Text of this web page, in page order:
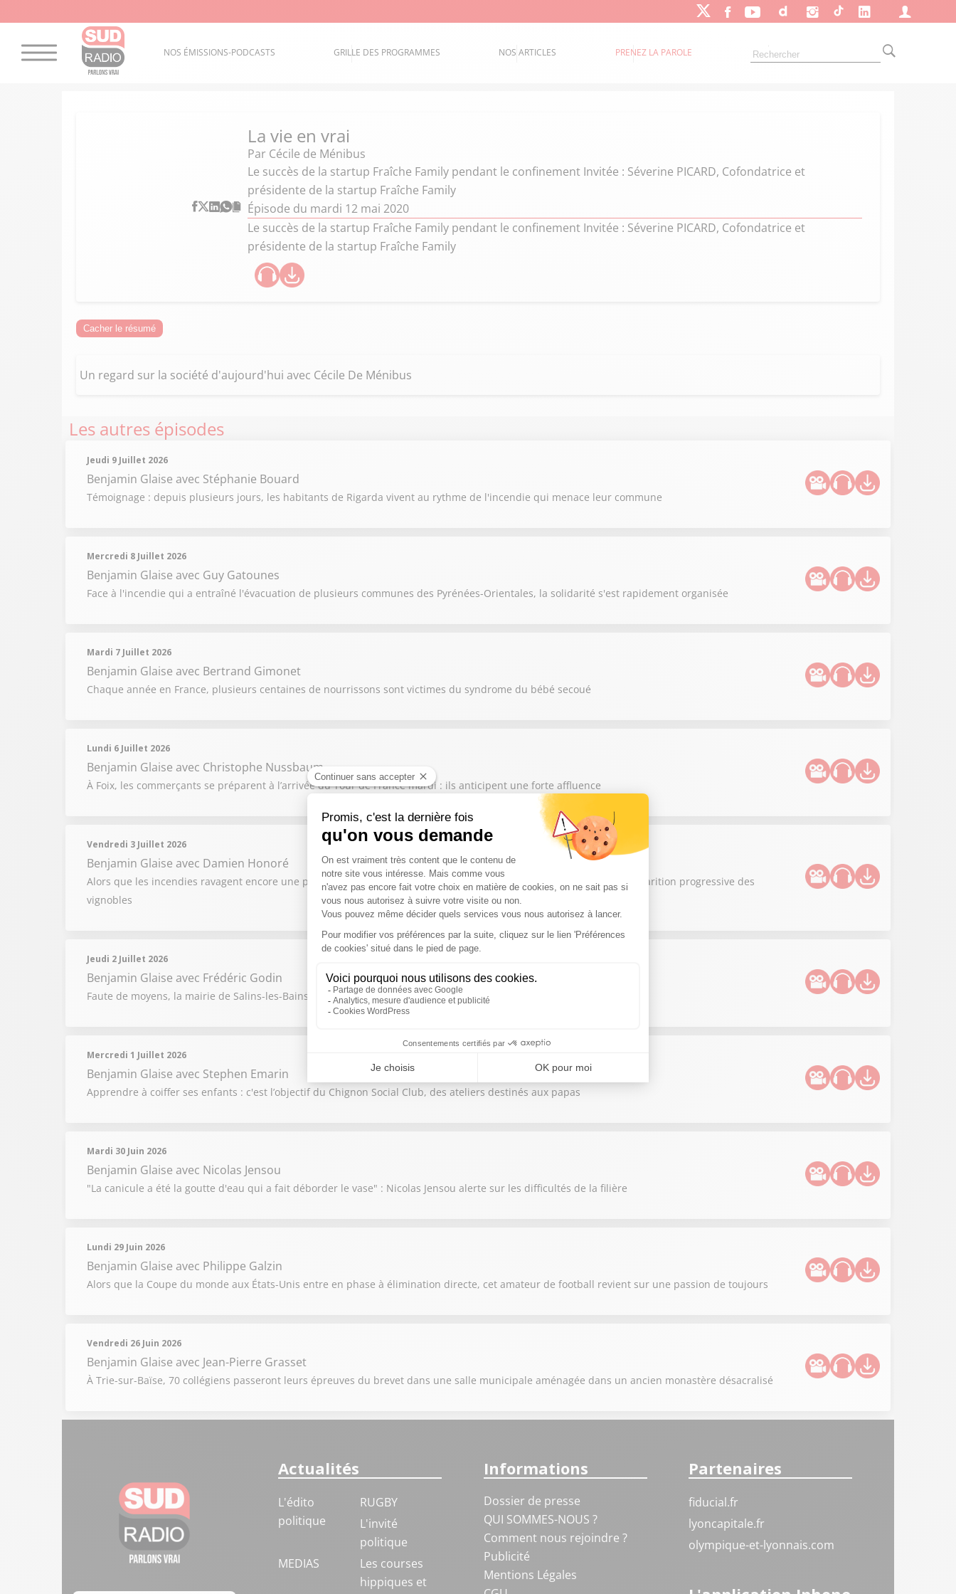
NOS ÉMISSIONS-PODCASTS GRILLE DES PROGRAMMES NOS ARTICLES PRENEZ LA PAROLE
La vie en vrai
Par Cécile de Ménibus
Le succès de la startup Fraîche Family pendant le confinement Invitée : Séverine PICARD, Cofondatrice et
présidente de la startup Fraîche Family
Épisode du mardi 12 mai 2020
Le succès de la startup Fraîche Family pendant le confinement Invitée : Séverine PICARD, Cofondatrice et
présidente de la startup Fraîche Family
Cacher le résumé
Un regard sur la société d'aujourd'hui avec Cécile De Ménibus
Les autres épisodes
Jeudi 9 Juillet 2026
Benjamin Glaise avec Stéphanie Bouard
Témoignage : depuis plusieurs jours, les habitants de Rigarda vivent au rythme de l'incendie qui menace leur commune
Mercredi 8 Juillet 2026
Benjamin Glaise avec Guy Gatounes
Face à l'incendie qui a entraîné l'évacuation de plusieurs communes des Pyrénées-Orientales, la solidarité s'est rapidement organisée
Mardi 7 Juillet 2026
Benjamin Glaise avec Bertrand Gimonet
Chaque année en France, plusieurs centaines de nourrissons sont victimes du syndrome du bébé secoué
Lundi 6 Juillet 2026
Benjamin Glaise avec Christophe Nussbaum
À Foix, les commerçants se préparent à l’arrivée du Tour de France mardi : ils anticipent une forte affluence
Vendredi 3 Juillet 2026
Benjamin Glaise avec Damien Honoré
Alors que les incendies ravagent encore une partie de l'Aude, Damien Honoré alerte sur les conséquences de la disparition progressive des
vignobles
Jeudi 2 Juillet 2026
Benjamin Glaise avec Frédéric Godin
Faute de moyens, la mairie de Salins-les-Bains a décidé de mettre en vente la chapelle du Temple
Mercredi 1 Juillet 2026
Benjamin Glaise avec Stephen Emarin
Apprendre à coiffer ses enfants : c'est l’objectif du Chignon Social Club, des ateliers destinés aux papas
Mardi 30 Juin 2026
Benjamin Glaise avec Nicolas Jensou
"La canicule a été la goutte d'eau qui a fait déborder le vase" : Nicolas Jensou alerte sur les difficultés de la filière
Lundi 29 Juin 2026
Benjamin Glaise avec Philippe Galzin
Alors que la Coupe du monde aux États-Unis entre en phase à élimination directe, cet amateur de football revient sur une passion de toujours
Vendredi 26 Juin 2026
Benjamin Glaise avec Jean-Pierre Grasset
À Trie-sur-Baïse, 70 collégiens passeront leurs épreuves du brevet dans une salle municipale aménagée dans un ancien monastère désacralisé
Actualités
L'édito
politique
RUGBY
L'invité
politique
MEDIAS
Les courses
hippiques et
Informations
Dossier de presse
QUI SOMMES-NOUS ?
Comment nous rejoindre ?
Publicité
Mentions Légales
Partenaires
fiducial.fr
lyoncapitale.fr
olympique-et-lyonnais.com